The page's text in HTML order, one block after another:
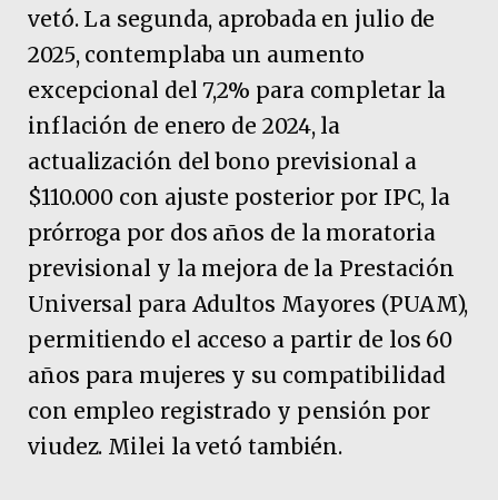
vetó. La segunda, aprobada en julio de
2025, contemplaba un aumento
excepcional del 7,2% para completar la
inflación de enero de 2024, la
actualización del bono previsional a
$110.000 con ajuste posterior por IPC, la
prórroga por dos años de la moratoria
previsional y la mejora de la Prestación
Universal para Adultos Mayores (PUAM),
permitiendo el acceso a partir de los 60
años para mujeres y su compatibilidad
con empleo registrado y pensión por
viudez. Milei la vetó también.